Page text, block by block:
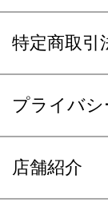
特定商取引
プライバ
店舗紹介